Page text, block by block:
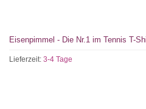
Eisenpimmel - Die Nr.1 im Tennis T-
Lieferzeit: 3-4 Tage